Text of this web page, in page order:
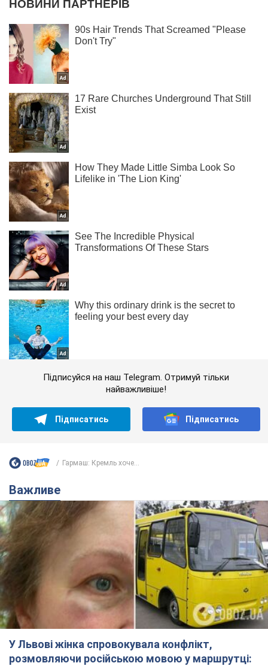
Підписуйся на наш Telegram. Отримуй тільки
найважливіше!
Підписатись Підписатись
Гармаш: Кремль хоче...
Важливе
У Львові жінка спровокувала конфлікт,
розмовляючи російською мовою у маршрутці: